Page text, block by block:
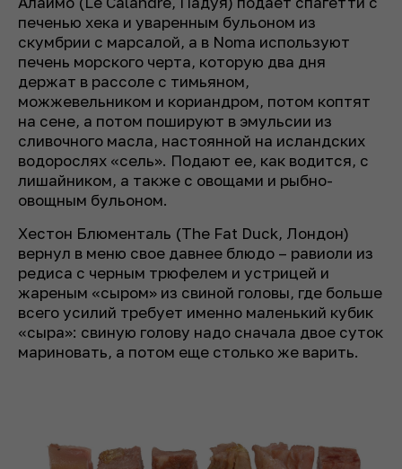
печенью хека и уваренным бульоном из
скумбрии с марсалой, а в Noma используют
печень морского черта, которую два дня
держат в рассоле с тимьяном,
можжевельником и кориандром, потом коптят
на сене, а потом пошируют в эмульсии из
сливочного масла, настоянной на исландских
водорослях «сель». Подают ее, как водится, с
лишайником, а также с овощами и рыбно-
овощным бульоном.
Хестон Блюменталь (The Fat Duck, Лондон)
вернул в меню свое давнее блюдо – равиоли из
редиса с черным трюфелем и устрицей и
жареным «сыром» из свиной головы, где больше
всего усилий требует именно маленький кубик
«сыра»: свиную голову надо сначала двое суток
мариновать, а потом еще столько же варить.